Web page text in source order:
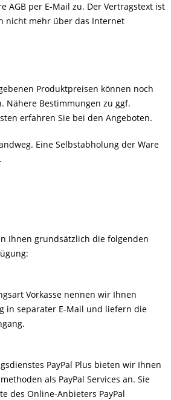
AGB per E-Mail zu. Der Vertragstext ist
nicht mehr über das Internet
Produktpreisen können noch
Nähere Bestimmungen zu ggf.
erfahren Sie bei den Angeboten.
Eine Selbstabholung der Ware
Ihnen grundsätzlich die folgenden
Vorkasse nennen wir Ihnen
in separater E-Mail und liefern die
PayPal Plus bieten wir Ihnen
als PayPal Services an. Sie
des Online-Anbieters PayPal